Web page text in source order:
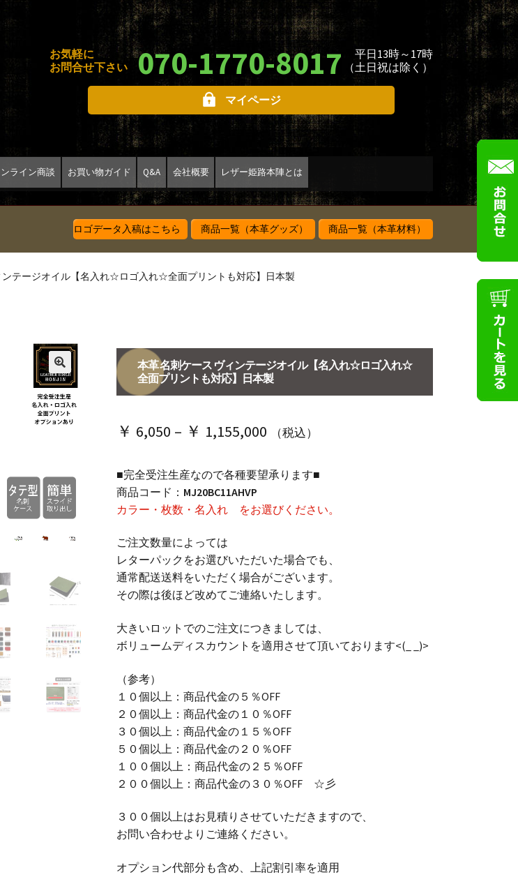
お気軽に
お問合せ下さい
070-1770-8017
平日13時～17時
（土日祝は除く）
マイページ
ライン商談 お買い物ガイド Q&A 会社概要 レザー姫路本陣とは
ロゴデータ入稿はこちら 商品一覧（本革グッズ） 商品一覧（本革材料）
ンテージオイル【名入れ☆ロゴ入れ☆全面プリントも対応】日本製
🔍
本革 名刺ケース ヴィンテージオイル【名入れ☆ロゴ入れ☆
全面プリントも対応】日本製
￥ 6,050 – ￥ 1,155,000価
帯:
￥ 6,050
￥ 1,155,000
（税込）
■完全受注生産なので各種要望承ります■
商品コード： MJ20BC11AHVP
カラー・枚数・名入れ をお選びください。
ご注文数量によっては
レターパックをお選びいただいた場合でも、
通常配送送料をいただく場合がございます。
その際は後ほど改めてご連絡いたします。
大きいロットでのご注文につきましては、
ボリュームディスカウントを適用させて頂いております<(_ _)>
（参考）
１０個以上：商品代金の５％OFF
２０個以上：商品代金の１０％OFF
３０個以上：商品代金の１５％OFF
５０個以上：商品代金の２０％OFF
１００個以上：商品代金の２５％OFF
２００個以上：商品代金の３０％OFF ☆彡
３００個以上はお見積りさせていただきますので、
お問い合わせよりご連絡ください。
オプション代部分も含め、上記割引率を適用